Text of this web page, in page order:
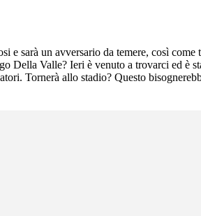
e sarà un avversario da temere, così
Valle? Ieri è venuto a trovarci ed è
Tornerà allo stadio? Questo